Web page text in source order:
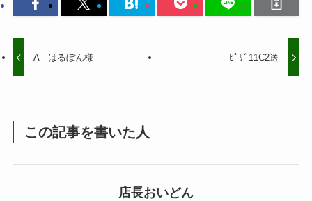
A はるぼん様 ﾋﾟｻﾞ11C2送
この記事を書いた人
店長おいどん